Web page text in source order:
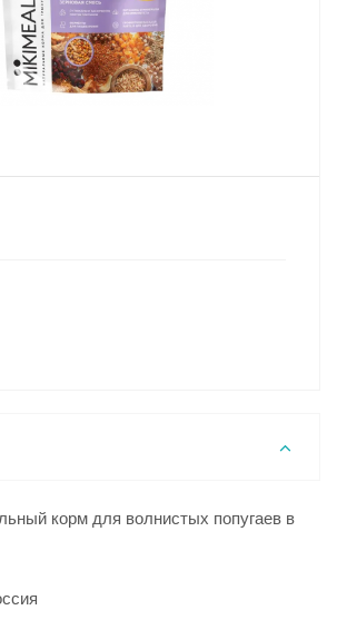
корм для волнистых попугаев в